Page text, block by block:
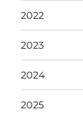
2022
2023
2024
2025